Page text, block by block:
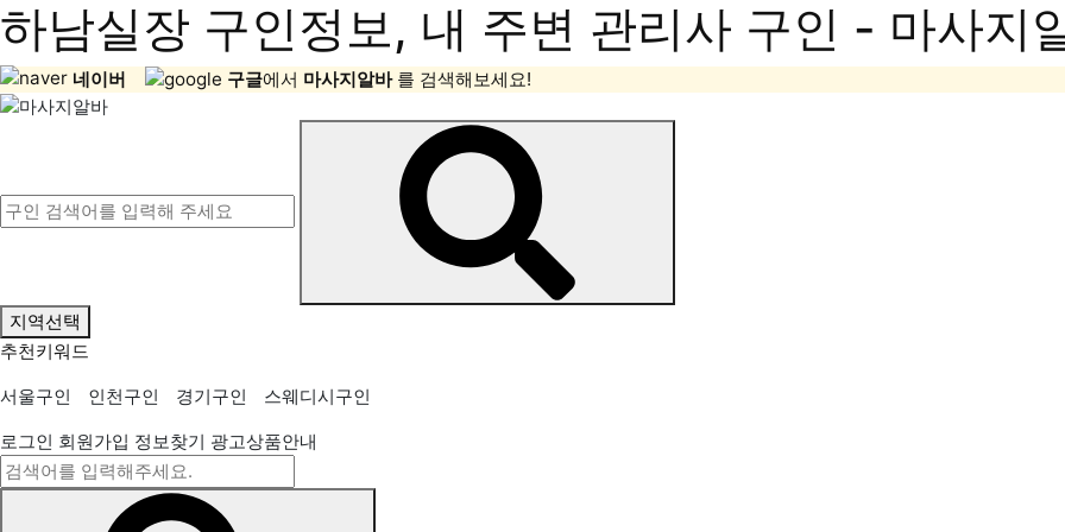
하남실장 구인정보, 내 주변 관리사 구인 - 마사지
네이버 구글에서 마사지알바 를 검색해보세요!
지역선택
추천키워드
서울구인
인천구인 경기구인
스웨디시구인
로그인 회원가입 정보찾기 광고상품안내